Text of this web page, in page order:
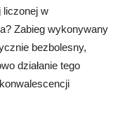
liczonej w
Zabieg wykonywany
bezbolesny,
działanie tego